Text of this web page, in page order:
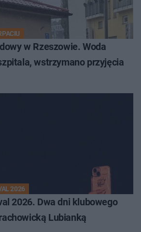
w Rzeszowie. Woda
wstrzymano przyjęcia
2026
2026. Dwa dni klubowego
Lubianką